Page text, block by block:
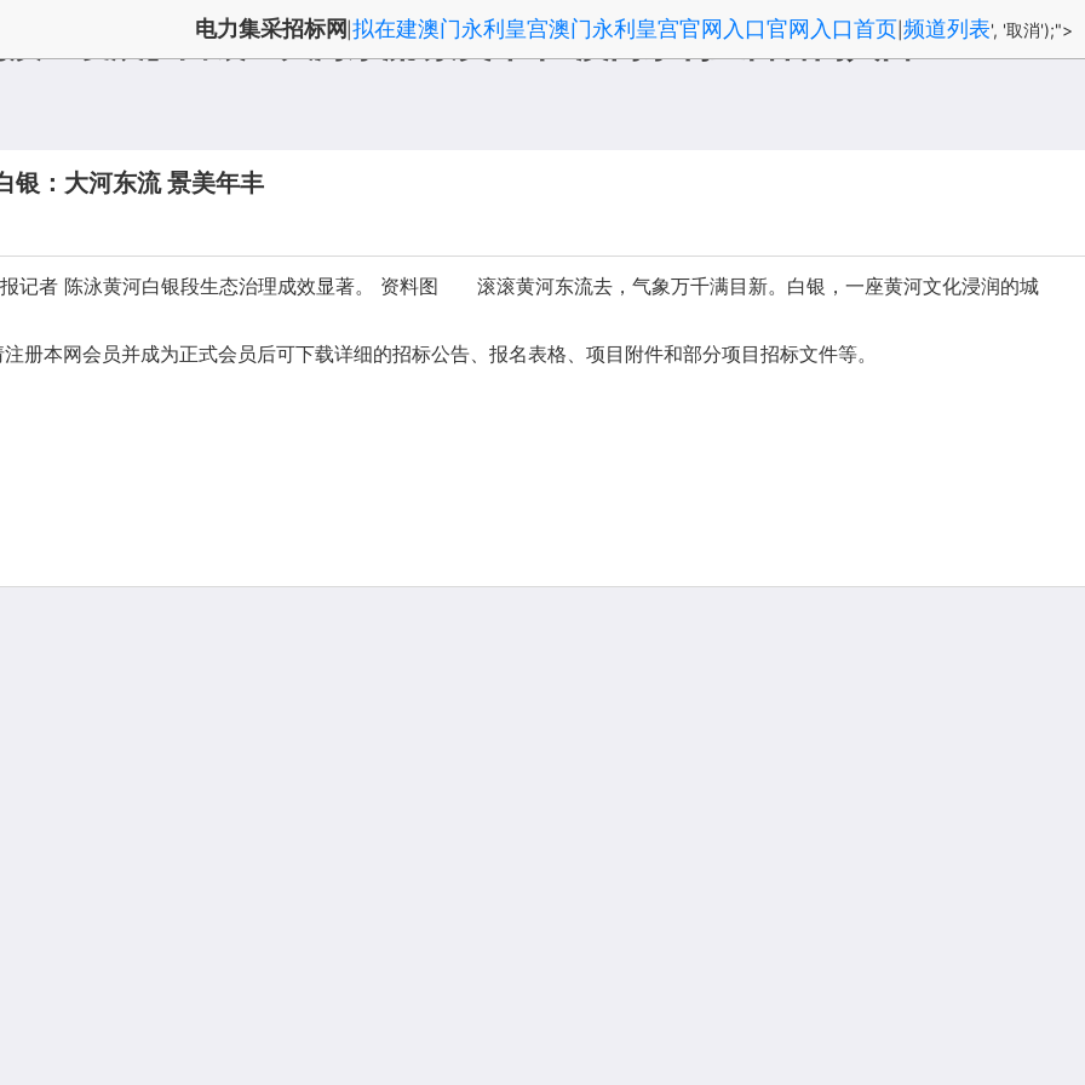
量发展】白银：大河东流 景美年丰-澳门永利皇宫官网入口
电力集采招标网 拟在建澳门永利皇宫澳门永利皇宫官网入口官网入口首页 频道列表', '取消');">
银：大河东流 景美年丰
记者 陈泳黄河白银段生态治理成效显著。 资料图 滚滚黄河东流去，气象万千满目新。白银，一座黄河文化浸润的城
册本网会员并成为正式会员后可下载详细的招标公告、报名表格、项目附件和部分项目招标文件等。